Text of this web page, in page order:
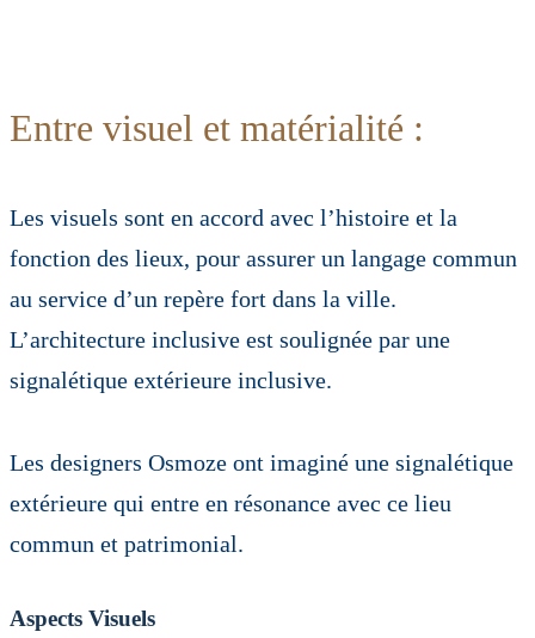
Entre visuel et matérialité :
Les visuels sont en accord avec l’histoire et la
fonction des lieux, pour assurer un langage commun
au service d’un repère fort dans la ville.
L’architecture inclusive est soulignée par une
signalétique extérieure inclusive.
Les designers Osmoze ont imaginé une signalétique
extérieure qui entre en résonance avec ce lieu
commun et patrimonial.
Aspects Visuels